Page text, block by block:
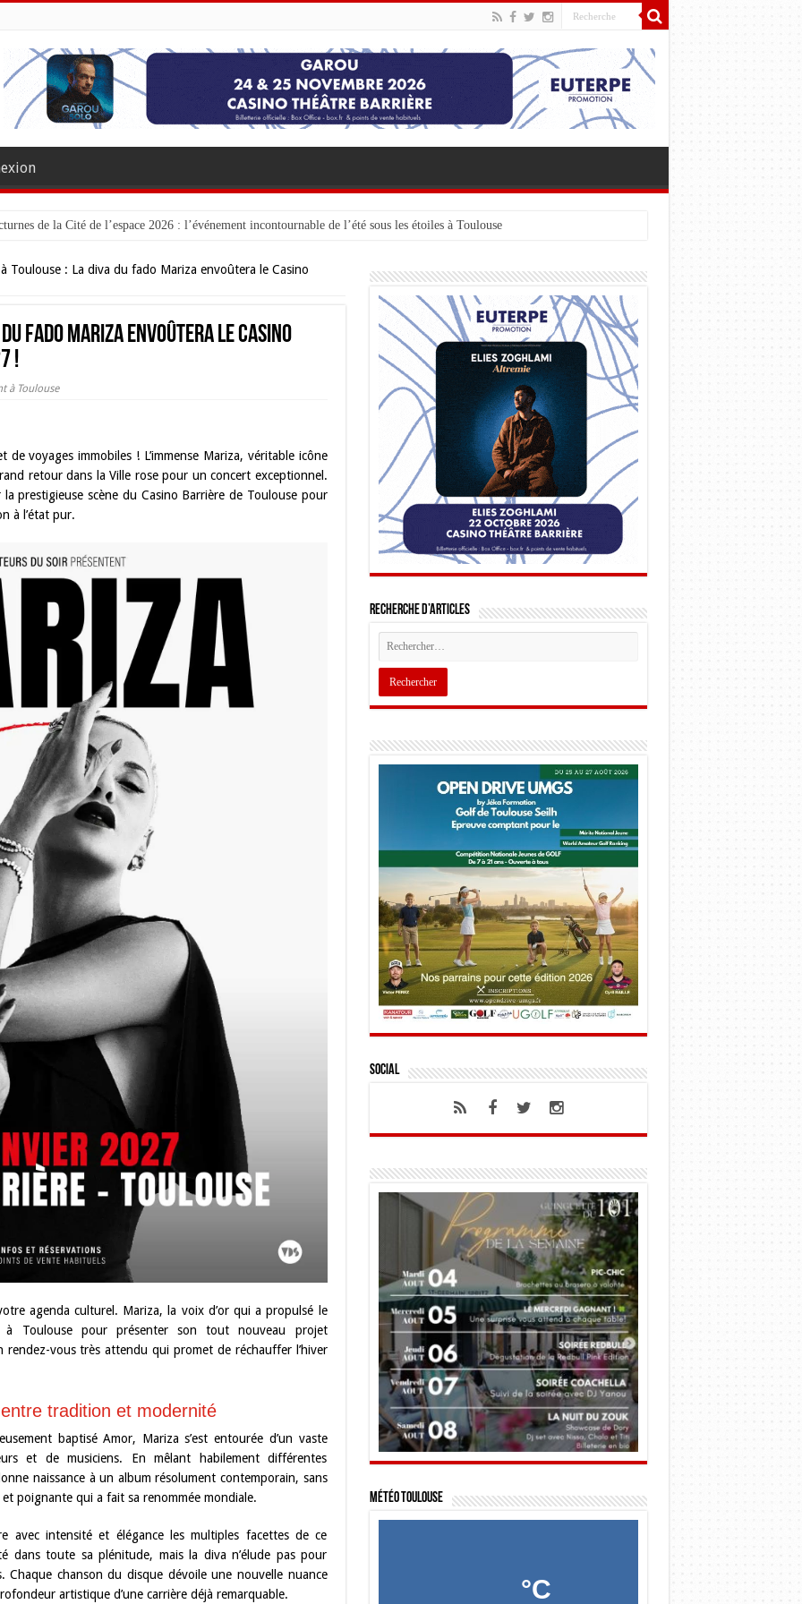
de la Cité de l’espace 2026 : l’événement incontournable de l’été sous les étoiles à Toulouse
Toulouse : La diva du fado Mariza envoûtera le Casino
fado Mariza envoûtera le Casino
!
à Toulouse
voyages immobiles ! L’immense Mariza, véritable icône
retour dans la Ville rose pour un concert exceptionnel.
prestigieuse scène du Casino Barrière de Toulouse pour
à l’état pur.
agenda culturel. Mariza, la voix d’or qui a propulsé le
Toulouse pour présenter son tout nouveau projet
vous très attendu qui promet de réchauffer l’hiver
tradition et modernité
baptisé Amor, Mariza s’est entourée d’un vaste
et de musiciens. En mêlant habilement différentes
naissance à un album résolument contemporain, sans
poignante qui a fait sa renommée mondiale.
avec intensité et élégance les multiples facettes de ce
dans toute sa plénitude, mais la diva n’élude pas pour
Chaque chanson du disque dévoile une nouvelle nuance
artistique d’une carrière déjà remarquable.
Recherche d’articles
Social
Météo Toulouse